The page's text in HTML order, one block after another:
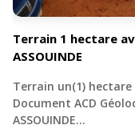
Terrain 1 hectare
ASSOUINDE
Terrain un(1) hectare
Document ACD
ASSOUINDE…